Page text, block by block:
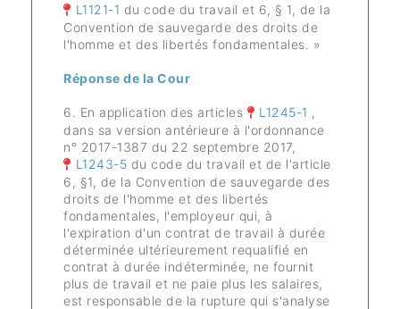
L1121-1 du code du travail et 6, § 1, de la
Convention de sauvegarde des droits de
l'homme et des libertés fondamentales. »
Réponse de la Cour
6. En application des articles L1245-1 ,
dans sa version antérieure à l'ordonnance
n° 2017-1387 du 22 septembre 2017,
L1243-5 du code du travail et de l'article
6, §1, de la Convention de sauvegarde des
droits de l'homme et des libertés
fondamentales, l'employeur qui, à
l'expiration d'un contrat de travail à durée
déterminée ultérieurement requalifié en
contrat à durée indéterminée, ne fournit
plus de travail et ne paie plus les salaires,
est responsable de la rupture qui s'analyse